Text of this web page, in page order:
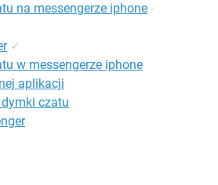
na messengerze iphone -
✓
w messengerze iphone
aplikacji
czatu